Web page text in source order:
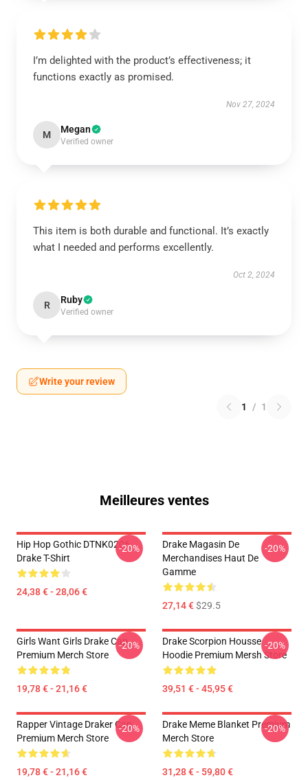
I’m delighted with the product’s effectiveness; it
functions exactly as promised.
Nov 27, 2024
M Megan
Verified owner
This item is both durable and functional. It’s exactly
what I needed and performs excellently.
Oct 2, 2024
R Ruby
Verified owner
Write your review
1 / 1
Meilleures ventes
Hip Hop Gothic DTNK0206
Drake T-Shirt
24,38 € - 28,06 €
-20%
Drake Magasin De
Merchandises Haut De
Gamme
27,14 €$29.5
-20%
Girls Want Girls Drake Cap
Premium Merch Store
19,78 € - 21,16 €
-20%
Drake Scorpion Housse
Hoodie Premium Mersh Store
39,51 € - 45,95 €
-20%
Rapper Vintage Draker Cap
Premium Merch Store
19,78 € - 21,16 €
-20%
Drake Meme Blanket Premium
Merch Store
31,28 € - 59,80 €
-20%